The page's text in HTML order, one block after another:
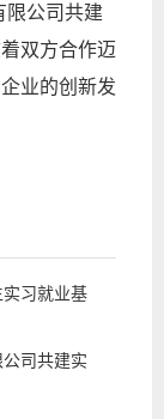
限公司共建
双方合作迈
业的创新发
实习就业基
司共建实